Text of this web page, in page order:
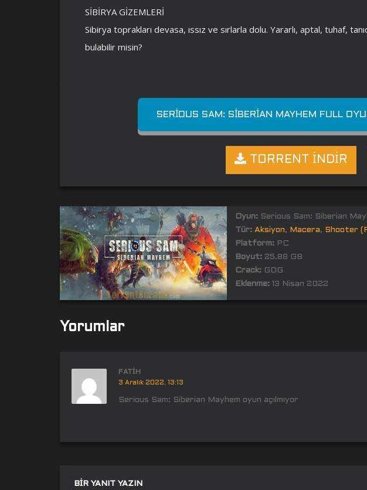
SİBİRYA GİZEMLERİ
Sibirya toprakları devasa, ıssız ve sırlarla dolu. Yararlı, aptal, tuhaf,
bulabilir misin?
SERIOUS SAM: SIBERIAN MAYHEM FULL
TORRENT İNDİR
Oyun:Serious Sam: Siberian
Tür: Aksiyon, Macera, Shooter
Platform:PC
Boyut:25.88 GB
Crack:GOG
Eklenme:13 Nisan 2022
Yorumlar
FATIH
3 Aralık 2022, 13:13
Serious Sam: Siberian Mayhem oyun açılmıyor
BIR YANIT YAZIN